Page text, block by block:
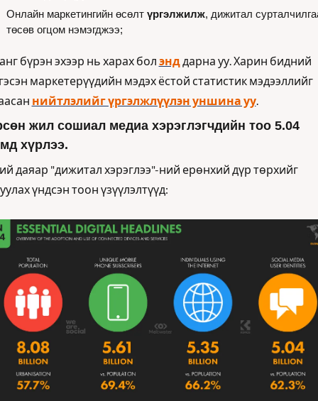
Онлайн маркетингийн өсөлт үргэлжилж, дижитал
төсөв огцом нэмэгджээ;
бүрэн эхээр нь харах бол энд дарна уу. Харин бидний
маркетерүүдийн мэдэх ёстой статистик мэдээллийг
нийтлэлийг үргэлжлүүлэн уншина уу.
жил сошиал медиа хэрэглэгчдийн тоо 5.04
хүрлээ.
даяар "дижитал хэрэглээ"-ний ерөнхий дүр төрхийг
үндсэн тоон үзүүлэлтүүд: